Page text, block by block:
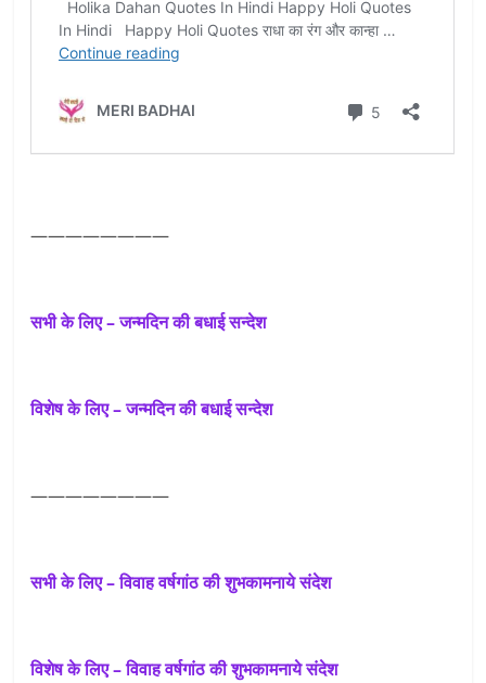
————————
सभी के लिए – जन्मदिन की बधाई सन्देश
विशेष के लिए – जन्मदिन की बधाई सन्देश
————————
सभी के लिए – विवाह वर्षगांठ की शुभकामनाये संदेश
विशेष के लिए – विवाह वर्षगांठ की शुभकामनाये संदेश